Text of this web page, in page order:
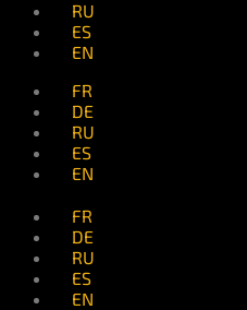
RU
ES
EN
FR
DE
RU
ES
EN
FR
DE
RU
ES
EN